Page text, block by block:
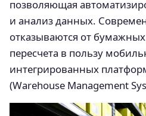
позволяющая
и анализ данных.
отказываются от
пересчета в пользу
интегрированных
(Warehouse Management